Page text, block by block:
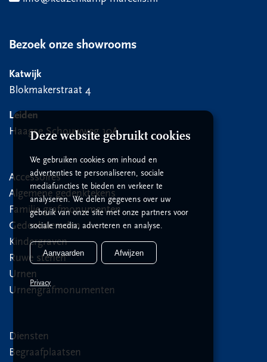
Bezoek onze showrooms
Katwijk
Blokmakerstraat 4
Leiden
Haagse Schouwweg 10A
Accessoires
Algemene gedenktekens
Familie grafmonumenten
Gedenksieraden
Kindergraven
Ruwe stenen
Urnen
Urnengrafmonumenten
Diensten
Begraafplaatsen
Deze website gebruikt cookies
We gebruiken cookies om inhoud en
advertenties te personaliseren, sociale
mediafuncties te bieden en verkeer te
analyseren. We delen gegevens over uw
gebruik van onze site met onze partners voor
sociale media, adverteren en analyse.
Aanvaarden Afwijzen
Privacy